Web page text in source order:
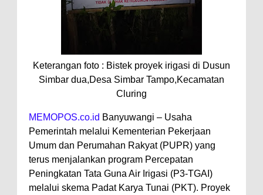
Keterangan foto : Bistek proyek irigasi di Dusun
Simbar dua,Desa Simbar Tampo,Kecamatan
Cluring
MEMOPOS.co.id Banyuwangi – Usaha
Pemerintah melalui Kementerian Pekerjaan
Umum dan Perumahan Rakyat (PUPR) yang
terus menjalankan program Percepatan
Peningkatan Tata Guna Air Irigasi (P3-TGAI)
melalui skema Padat Karya Tunai (PKT). Proyek